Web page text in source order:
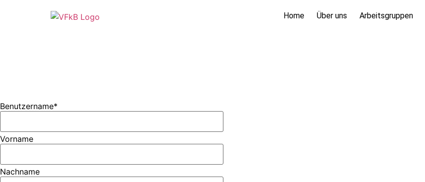
Home Über uns Arbeitsgruppen
Benutzername*
Vorname
Nachname